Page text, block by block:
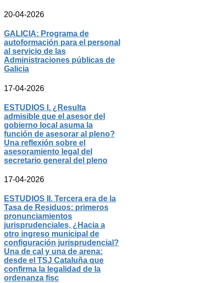
20-04-2026
GALICIA: Programa de
autoformación para el personal
al servicio de las
Administraciones públicas de
Galicia
17-04-2026
ESTUDIOS I. ¿Resulta
admisible que el asesor del
gobierno local asuma la
función de asesorar al pleno?
Una reflexión sobre el
asesoramiento legal del
secretario general del pleno
17-04-2026
ESTUDIOS II. Tercera era de la
Tasa de Residuos: primeros
pronunciamientos
jurisprudenciales, ¿Hacia a
otro ingreso municipal de
configuración jurisprudencial?
Una de cal y una de arena:
desde el TSJ Cataluña que
confirma la legalidad de la
ordenanza fisc